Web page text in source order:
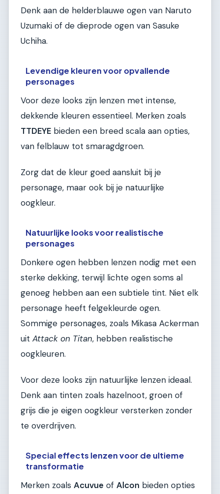
Denk aan de helderblauwe ogen van Naruto
Uzumaki of de dieprode ogen van Sasuke
Uchiha.
Levendige kleuren voor opvallende
personages
Voor deze looks zijn lenzen met intense,
dekkende kleuren essentieel. Merken zoals
TTDEYE bieden een breed scala aan opties,
van felblauw tot smaragdgroen.
Zorg dat de kleur goed aansluit bij je
personage, maar ook bij je natuurlijke
oogkleur.
Natuurlijke looks voor realistische
personages
Donkere ogen hebben lenzen nodig met een
sterke dekking, terwijl lichte ogen soms al
genoeg hebben aan een subtiele tint. Niet elk
personage heeft felgekleurde ogen.
Sommige personages, zoals Mikasa Ackerman
uit Attack on Titan, hebben realistische
oogkleuren.
Voor deze looks zijn natuurlijke lenzen ideaal.
Denk aan tinten zoals hazelnoot, groen of
grijs die je eigen oogkleur versterken zonder
te overdrijven.
Special effects lenzen voor de ultieme
transformatie
Merken zoals Acuvue of Alcon bieden opties